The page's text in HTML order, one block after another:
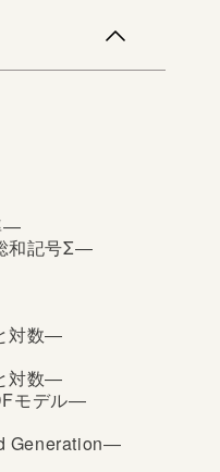
い経験なのかもし
もいるでしょう。
して苦手意識を持
―
和記号Σ―
対数―
対数―
モデル―
Generation―